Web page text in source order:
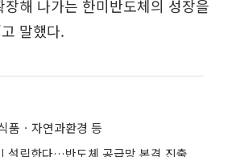
해 나가는 한미반도체의 성장을
말했다.
품ㆍ자연과환경 등
설립한다…반도체 공급망 본격 진출